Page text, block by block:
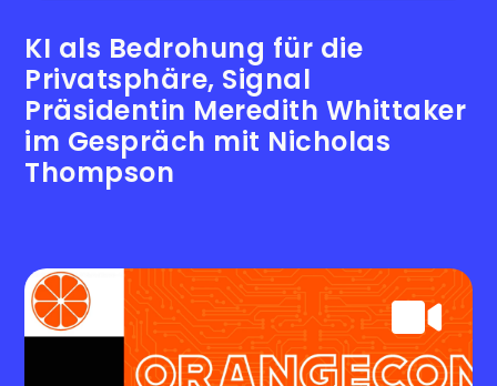
KI als Bedrohung für die
Privatsphäre, Signal
Präsidentin Meredith Whittaker
im Gespräch mit Nicholas
Thompson